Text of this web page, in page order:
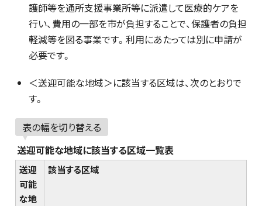
護師等を通所支援事業所等に派遣して医療的ケアを
行い、費用の一部を市が負担することで、保護者の負担
軽減等を図る事業です。利用にあたっては別に申請が
必要です。
＜送迎可能な地域＞に該当する区域は、次のとおりで
す。
表の幅を切り替える
送迎可能な地域に該当する区域一覧表
送迎
可能
な地
該当する区域